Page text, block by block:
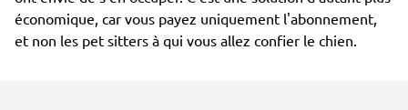
économique, car vous payez uniquement l'abonnement,
et non les pet sitters à qui vous allez confier le chien.